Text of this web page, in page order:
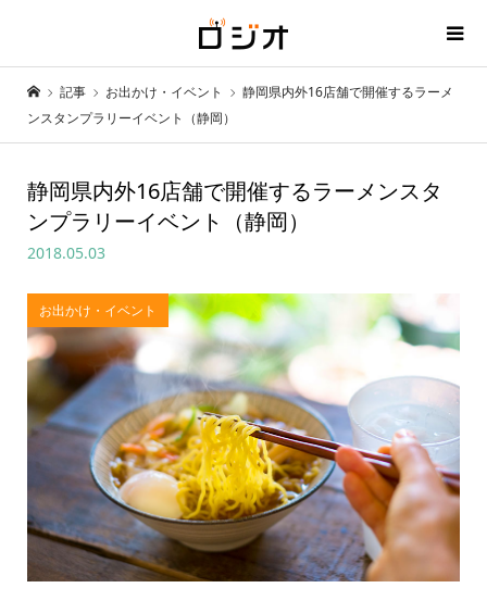
記事 お出かけ・イベント
静岡県内外16店舗で開催するラーメ
ンスタンプラリーイベント（静岡）
静岡県内外16店舗で開催するラーメンスタ
ンプラリーイベント（静岡）
2018.05.03
お出かけ・イベント